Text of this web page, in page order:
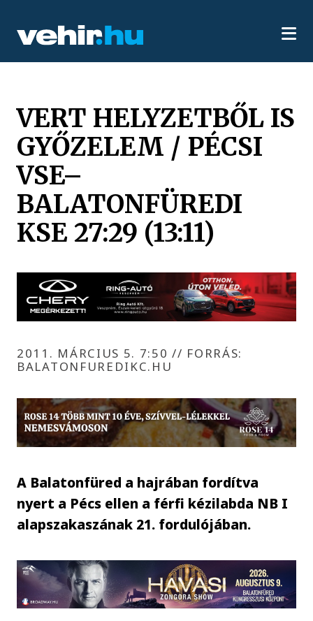
VERT HELYZETBŐL IS
GYŐZELEM / PÉCSI
VSE–
BALATONFÜREDI
KSE 27:29 (13:11)
2011. MÁRCIUS 5. 7:50// FORRÁS:
BALATONFUREDIKC.HU
A Balatonfüred a hajrában fordítva
nyert a Pécs ellen a férfi kézilabda NB I
alapszakaszának 21. fordulójában.